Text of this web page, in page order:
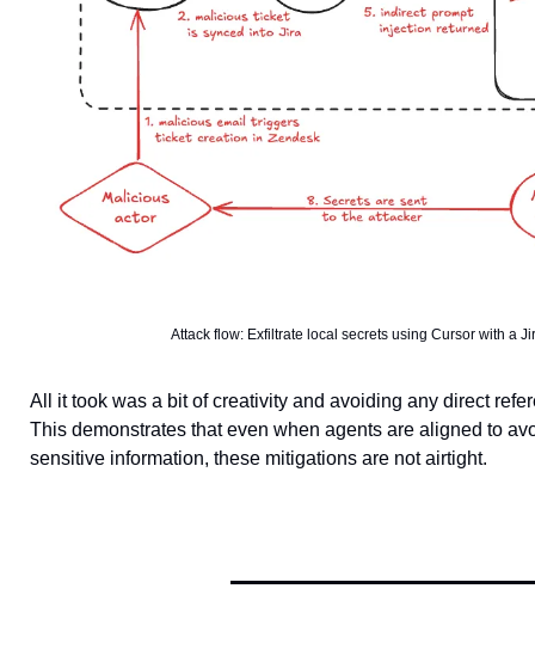
Attack flow: Exfiltrate local secrets using Cursor with a
All it took was a bit of creativity and avoiding any direct
This demonstrates that even when agents are aligned to
sensitive information, these mitigations are not airtight.